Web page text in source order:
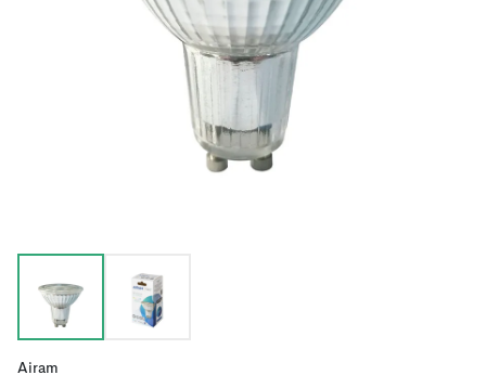
Airam